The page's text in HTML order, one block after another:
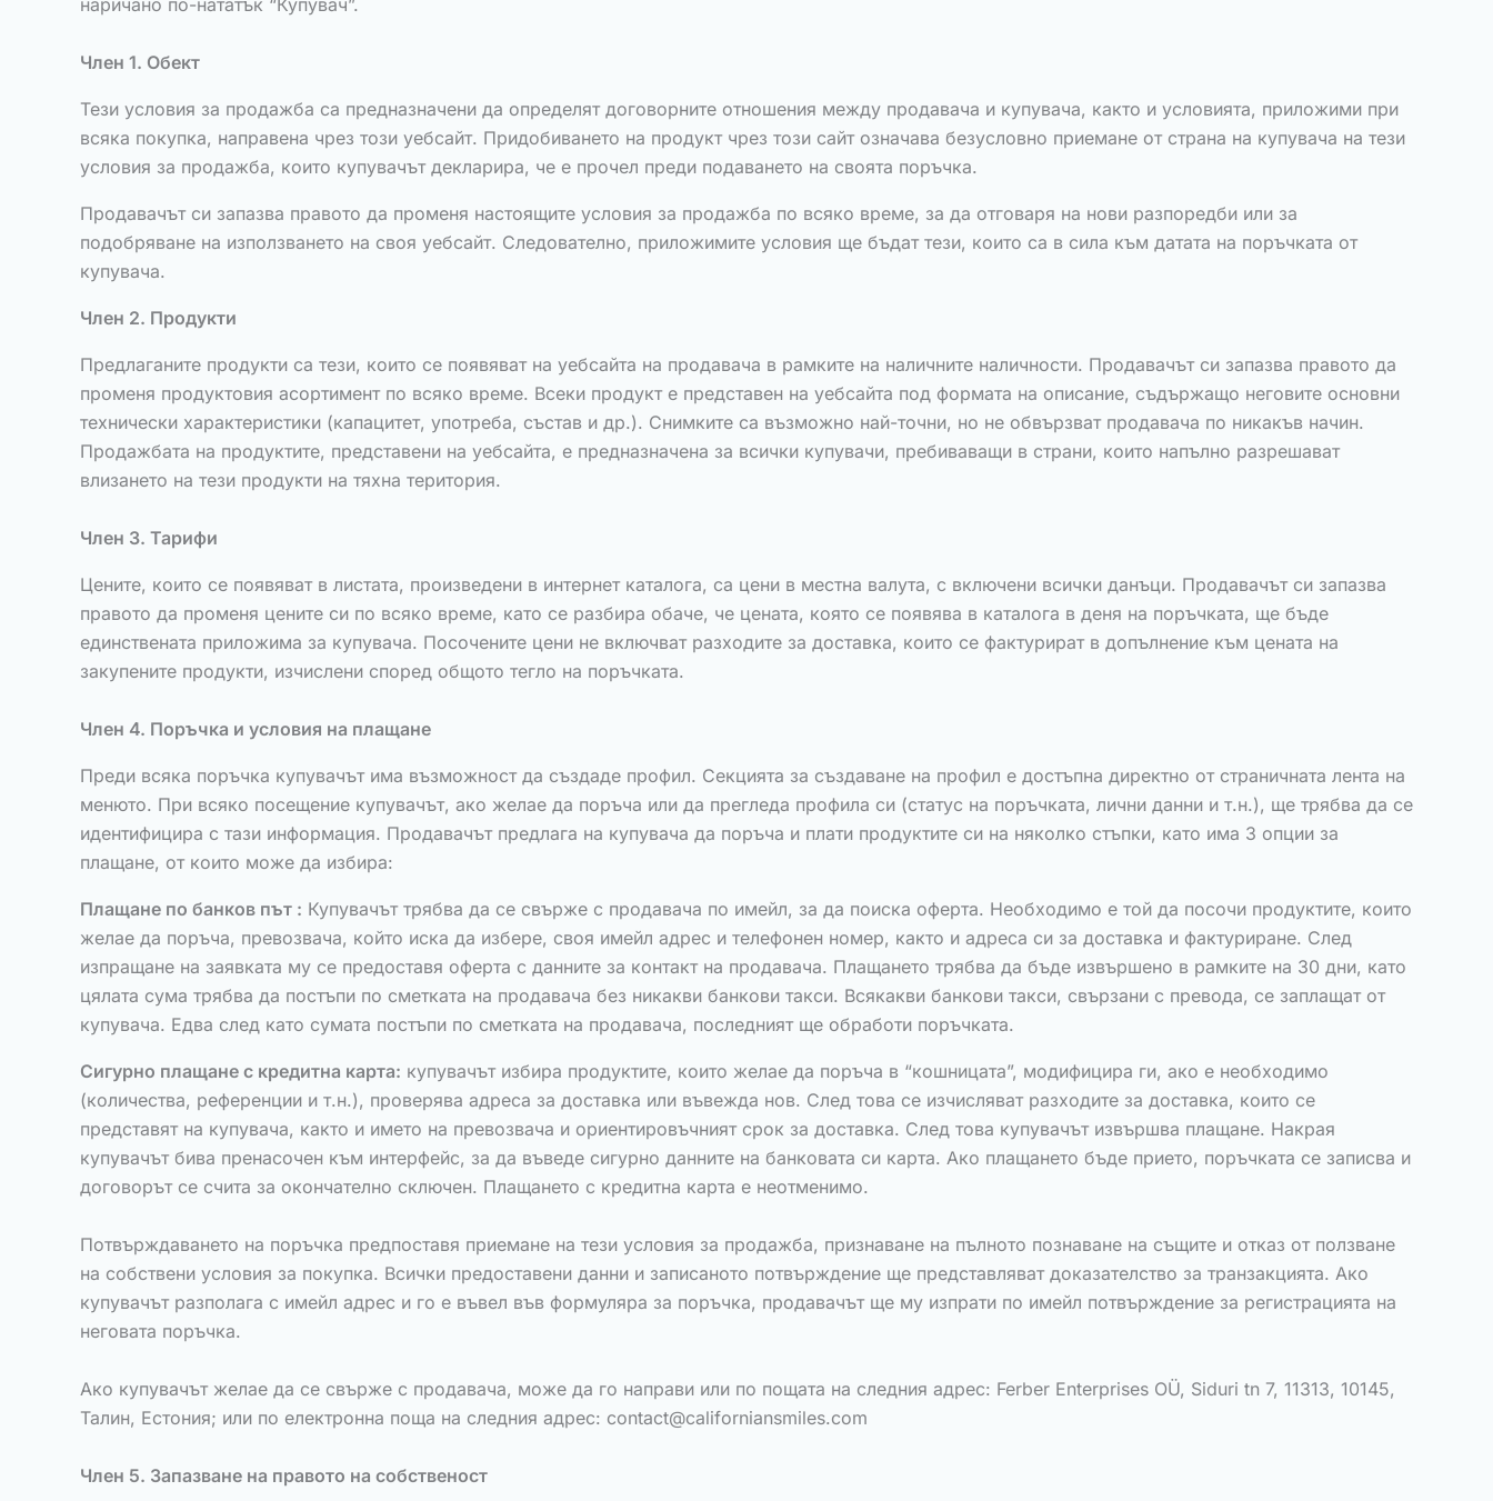
наричано по-нататък “Купувач”.
Член 1. Обект
Тези условия за продажба са предназначени да определят договорните отношения между продавача и купувача, както и условията, приложими при
всяка покупка, направена чрез този уебсайт. Придобиването на продукт чрез този сайт означава безусловно приемане от страна на купувача на тези
условия за продажба, които купувачът декларира, че е прочел преди подаването на своята поръчка.
Продавачът си запазва правото да променя настоящите условия за продажба по всяко време, за да отговаря на нови разпоредби или за
подобряване на използването на своя уебсайт. Следователно, приложимите условия ще бъдат тези, които са в сила към датата на поръчката от
купувача.
Член 2. Продукти
Предлаганите продукти са тези, които се появяват на уебсайта на продавача в рамките на наличните наличности. Продавачът си запазва правото да
променя продуктовия асортимент по всяко време. Всеки продукт е представен на уебсайта под формата на описание, съдържащо неговите основни
технически характеристики (капацитет, употреба, състав и др.). Снимките са възможно най-точни, но не обвързват продавача по никакъв начин.
Продажбата на продуктите, представени на уебсайта, е предназначена за всички купувачи, пребиваващи в страни, които напълно разрешават
влизането на тези продукти на тяхна територия.
Член 3. Тарифи
Цените, които се появяват в листата, произведени в интернет каталога, са цени в местна валута, с включени всички данъци. Продавачът си запазва
правото да променя цените си по всяко време, като се разбира обаче, че цената, която се появява в каталога в деня на поръчката, ще бъде
единствената приложима за купувача. Посочените цени не включват разходите за доставка, които се фактурират в допълнение към цената на
закупените продукти, изчислени според общото тегло на поръчката.
Член 4. Поръчка и условия на плащане
Преди всяка поръчка купувачът има възможност да създаде профил. Секцията за създаване на профил е достъпна директно от страничната лента на
менюто. При всяко посещение купувачът, ако желае да поръча или да прегледа профила си (статус на поръчката, лични данни и т.н.), ще трябва да се
идентифицира с тази информация. Продавачът предлага на купувача да поръча и плати продуктите си на няколко стъпки, като има 3 опции за
плащане, от които може да избира:
Плащане по банков път : Купувачът трябва да се свърже с продавача по имейл, за да поиска оферта. Необходимо е той да посочи продуктите, които
желае да поръча, превозвача, който иска да избере, своя имейл адрес и телефонен номер, както и адреса си за доставка и фактуриране. След
изпращане на заявката му се предоставя оферта с данните за контакт на продавача. Плащането трябва да бъде извършено в рамките на 30 дни, като
цялата сума трябва да постъпи по сметката на продавача без никакви банкови такси. Всякакви банкови такси, свързани с превода, се заплащат от
купувача. Едва след като сумата постъпи по сметката на продавача, последният ще обработи поръчката.
Сигурно плащане с кредитна карта: купувачът избира продуктите, които желае да поръча в “кошницата”, модифицира ги, ако е необходимо
(количества, референции и т.н.), проверява адреса за доставка или въвежда нов. След това се изчисляват разходите за доставка, които се
представят на купувача, както и името на превозвача и ориентировъчният срок за доставка. След това купувачът извършва плащане. Накрая
купувачът бива пренасочен към интерфейс, за да въведе сигурно данните на банковата си карта. Ако плащането бъде прието, поръчката се записва и
договорът се счита за окончателно сключен. Плащането с кредитна карта е неотменимо.
Потвърждаването на поръчка предпоставя приемане на тези условия за продажба, признаване на пълното познаване на същите и отказ от ползване
на собствени условия за покупка. Всички предоставени данни и записаното потвърждение ще представляват доказателство за транзакцията. Ако
купувачът разполага с имейл адрес и го е въвел във формуляра за поръчка, продавачът ще му изпрати по имейл потвърждение за регистрацията на
неговата поръчка.
Ако купувачът желае да се свърже с продавача, може да го направи или по пощата на следния адрес: Ferber Enterprises OÜ, Siduri tn 7, 11313, 10145,
Талин, Естония; или по електронна поща на следния адрес: contact@californiansmiles.com
Член 5. Запазване на правото на собственост